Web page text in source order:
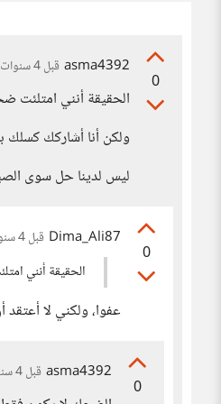
0
asma4392 قبل 4 سنوات
الحقيقة أنني امتلئت
ولكن أنا أشاركك كسلك
ليس لدينا حل سوى
0
Dima_Ali87 قبل 4 سنوات
الحقيقة أنني
عفوا، ولكني لا
0
asma4392 قبل 4 سنوات